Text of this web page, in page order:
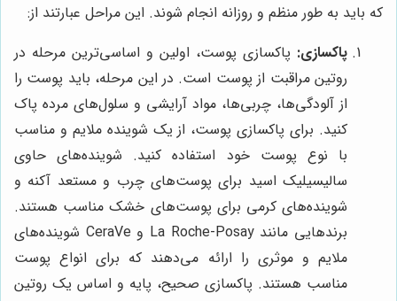
که باید به طور منظم و روزانه انجام شوند. این مراحل عبارتند از:
پاکسازی: پاکسازی پوست، اولین و اساسی‌ترین مرحله در
روتین مراقبت از پوست است. در این مرحله، باید پوست را
از آلودگی‌ها، چربی‌ها، مواد آرایشی و سلول‌های مرده پاک
کنید. برای پاکسازی پوست، از یک شوینده ملایم و مناسب
با نوع پوست خود استفاده کنید. شوینده‌های حاوی
سالیسیلیک اسید برای پوست‌های چرب و مستعد آکنه و
شوینده‌های کرمی برای پوست‌های خشک مناسب هستند.
برندهایی مانند La Roche-Posay و CeraVe شوینده‌های
ملایم و موثری را ارائه می‌دهند که برای انواع پوست
مناسب هستند. پاکسازی صحیح، پایه و اساس یک روتین